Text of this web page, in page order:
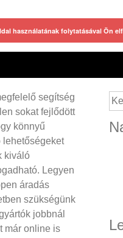
segítség
sokat fejlődött
könnyű
lehetőségeket
kiváló
Legyen
áradás
szükségünk
jobbnál
már online is
használatának folytatásával Ön